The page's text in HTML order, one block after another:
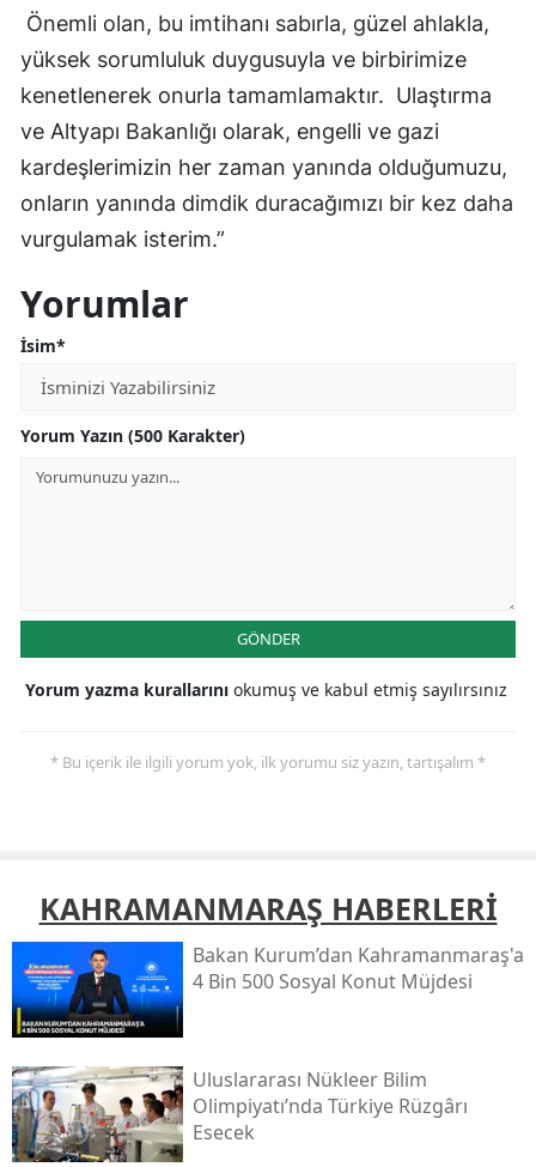
Önemli olan, bu imtihanı sabırla, güzel ahlakla,
yüksek sorumluluk duygusuyla ve birbirimize
kenetlenerek onurla tamamlamaktır. Ulaştırma
ve Altyapı Bakanlığı olarak, engelli ve gazi
kardeşlerimizin her zaman yanında olduğumuzu,
onların yanında dimdik duracağımızı bir kez daha
vurgulamak isterim.”
Yorumlar
İsim*
Yorum Yazın (500 Karakter)
GÖNDER
Yorum yazma kurallarını okumuş ve kabul etmiş sayılırsınız
* Bu içerik ile ilgili yorum yok, ilk yorumu siz yazın, tartışalım *
KAHRAMANMARAŞ HABERLERİ
Bakan Kurum’dan Kahramanmaraş'a
4 Bin 500 Sosyal Konut Müjdesi
Uluslararası Nükleer Bilim
Olimpiyatı’nda Türkiye Rüzgârı
Esecek